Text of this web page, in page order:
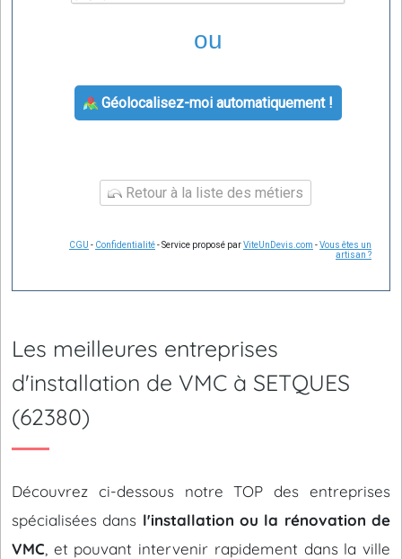
ou
Géolocalisez-moi automatiquement !
Retour à la liste des métiers
CGU - Confidentialité- Service proposé parViteUnDevis.com -Vous êtes un
artisan ?
Les meilleures entreprises
d'installation de VMC à SETQUES
(62380)
Découvrez ci-dessous notre TOP des entreprises
spécialisées dans l'installation ou la rénovation de
VMC , et pouvant intervenir rapidement dans la ville